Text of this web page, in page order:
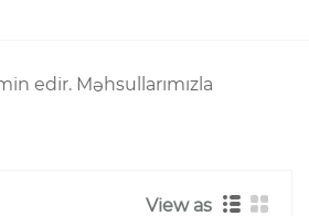
edir. Məhsullarımızla
View as